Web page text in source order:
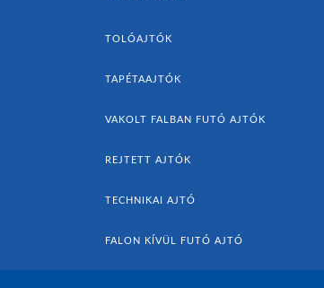
TOLÓAJTÓK
TAPÉTAAJTÓK
VAKOLT FALBAN FUTÓ AJTÓK
REJTETT AJTÓK
TECHNIKAI AJTÓ
FALON KÍVÜL FUTÓ AJTÓ